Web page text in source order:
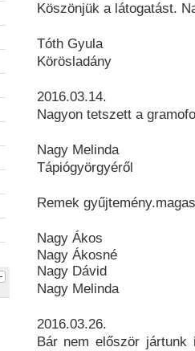
Köszönjük a látogatást.
Tóth Gyula
Körösladány
2016.03.14.
Nagyon tetszett a
Nagy Melinda
Tápiógyörgyéről
Remek
Nagy Ákos
Nagy Ákosné
Nagy Dávid
Nagy Melinda
2016.03.26.
Bár nem először